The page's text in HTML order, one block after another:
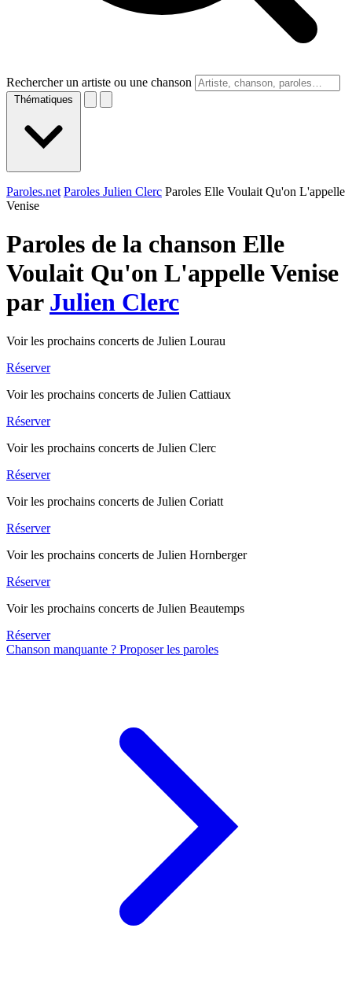
Rechercher un artiste ou une chanson
Thématiques
Paroles.net Paroles Julien Clerc Paroles Elle Voulait Qu'on L'appelle
Venise
Paroles de la chanson Elle
Voulait Qu'on L'appelle Venise
par Julien Clerc
Voir les prochains concerts de Julien Lourau
Réserver
Voir les prochains concerts de Julien Cattiaux
Réserver
Voir les prochains concerts de Julien Clerc
Réserver
Voir les prochains concerts de Julien Coriatt
Réserver
Voir les prochains concerts de Julien Hornberger
Réserver
Voir les prochains concerts de Julien Beautemps
Réserver
Chanson manquante ? Proposer les paroles